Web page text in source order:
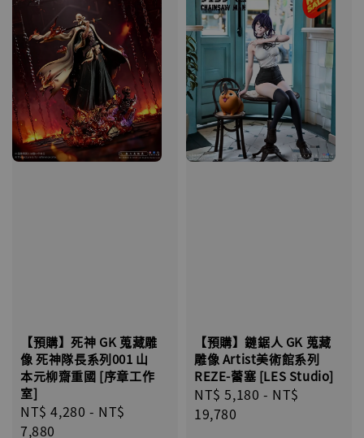
【預購】死神 GK 蒐藏雕
像 死神隊長系列001 山
本元柳齋重國 [序章工作
室]
Regular
price
NT$ 4,280 - NT$
7,880
【預購】鏈鋸人 GK 蒐藏
雕像 Artist美術館系列
REZE-蕾塞 [LES Studio]
Regular
price
NT$ 5,180 - NT$
19,780